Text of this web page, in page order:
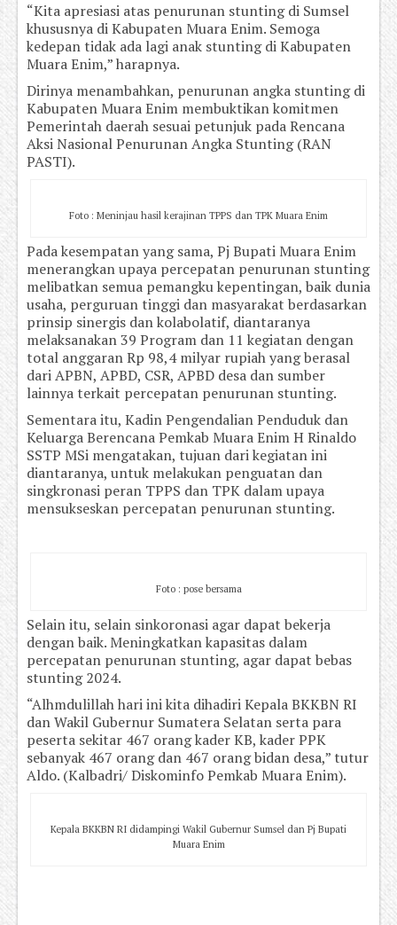
“Kita apresiasi atas penurunan stunting di Sumsel
khususnya di Kabupaten Muara Enim. Semoga
kedepan tidak ada lagi anak stunting di Kabupaten
Muara Enim,” harapnya.
Dirinya menambahkan, penurunan angka stunting di
Kabupaten Muara Enim membuktikan komitmen
Pemerintah daerah sesuai petunjuk pada Rencana
Aksi Nasional Penurunan Angka Stunting (RAN
PASTI).
Foto : Meninjau hasil kerajinan TPPS dan TPK Muara Enim
Pada kesempatan yang sama, Pj Bupati Muara Enim
menerangkan upaya percepatan penurunan stunting
melibatkan semua pemangku kepentingan, baik dunia
usaha, perguruan tinggi dan masyarakat berdasarkan
prinsip sinergis dan kolabolatif, diantaranya
melaksanakan 39 Program dan 11 kegiatan dengan
total anggaran Rp 98,4 milyar rupiah yang berasal
dari APBN, APBD, CSR, APBD desa dan sumber
lainnya terkait percepatan penurunan stunting.
Sementara itu, Kadin Pengendalian Penduduk dan
Keluarga Berencana Pemkab Muara Enim H Rinaldo
SSTP MSi mengatakan, tujuan dari kegiatan ini
diantaranya, untuk melakukan penguatan dan
singkronasi peran TPPS dan TPK dalam upaya
mensukseskan percepatan penurunan stunting.
Foto : pose bersama
Selain itu, selain sinkoronasi agar dapat bekerja
dengan baik. Meningkatkan kapasitas dalam
percepatan penurunan stunting, agar dapat bebas
stunting 2024.
“Alhmdulillah hari ini kita dihadiri Kepala BKKBN RI
dan Wakil Gubernur Sumatera Selatan serta para
peserta sekitar 467 orang kader KB, kader PPK
sebanyak 467 orang dan 467 orang bidan desa,” tutur
Aldo. (Kalbadri/ Diskominfo Pemkab Muara Enim).
Kepala BKKBN RI didampingi Wakil Gubernur Sumsel dan Pj Bupati
Muara Enim